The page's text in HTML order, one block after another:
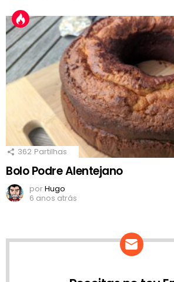
362 Partilhas
Bolo Podre Alentejano
porHugo
6 anos atrás